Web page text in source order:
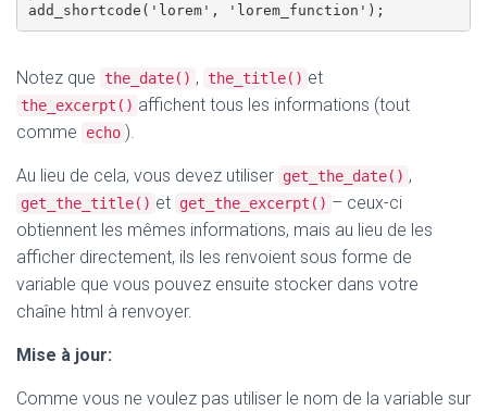
Notez que the_date() , the_title() et
the_excerpt() affichent tous les informations (tout
comme
echo ).
Au lieu de cela, vous devez utiliser get_the_date() ,
get_the_title() et get_the_excerpt() – ceux-ci
obtiennent les mêmes informations, mais au lieu de les
afficher directement, ils les renvoient sous forme de
variable que vous pouvez ensuite stocker dans votre
chaîne html à renvoyer.
Mise à jour:
Comme vous ne voulez pas utiliser le nom de la variable sur